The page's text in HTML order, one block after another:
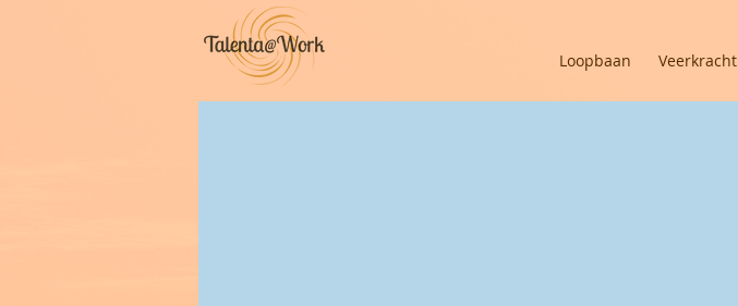
Loopbaan Veerkracht